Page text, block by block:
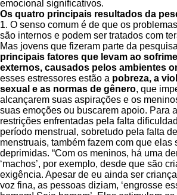
emocional significativos.
Os quatro principais resultados da
1. O senso comum é de que os
são internos e podem ser tratados com
Mas jovens que fizeram parte da
principais fatores que levam ao
externos, causados pelos ambientes
esses estressores estão a pobreza, a
sexual e as normas de gênero, que
alcançarem suas aspirações e os
suas emoções ou buscarem apoio. Para
restrições enfrentadas pela falta
período menstrual, sobretudo pela falta
menstruais, também fazem com que elas
deprimidas. “Com os meninos, há uma
‘machos’, por exemplo, desde que são
exigência. Apesar de eu ainda ser
voz fina, as pessoas diziam, ‘engrosse